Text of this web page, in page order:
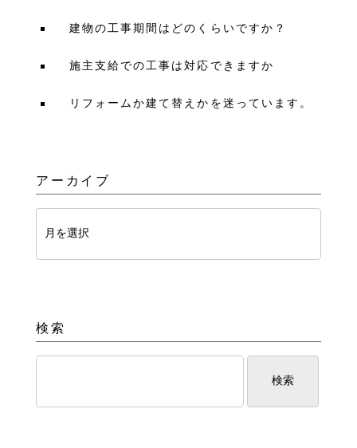
建物の工事期間はどのくらいですか？
施主支給での工事は対応できますか
リフォームか建て替えかを迷っています。
アーカイブ
検索